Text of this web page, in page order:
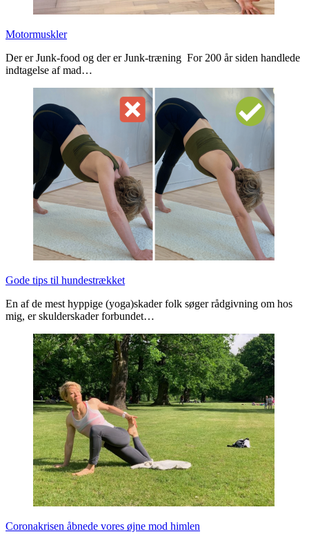
Motormuskler
Der er Junk-food og der er Junk-træning For 200 år siden handlede
indtagelse af mad…
Gode tips til hundestrækket
En af de mest hyppige (yoga)skader folk søger rådgivning om hos
mig, er skulderskader forbundet…
Coronakrisen åbnede vores øjne mod himlen